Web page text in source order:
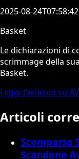
2025-08-
Basket
Le dichiarazioni di
scrimmage della
Basket.
Leggi l’articolo su
Articoli
Scomparsa
Scandone